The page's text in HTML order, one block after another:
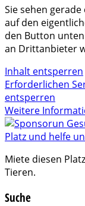
Sie sehen
auf den
den Button
an Drittanbieter
Inhalt entsperren
Erforderlichen
entsperren
Weitere
Miete diesen
Tieren.
Suche